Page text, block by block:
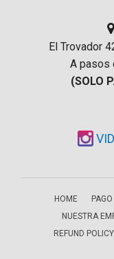
El Trovador
A pasos
(SOLO
HOME
NUESTRA
REFUND POLICY